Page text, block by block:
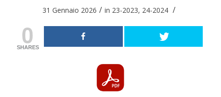
31 Gennaio 2026 / in 23-2023, 24-2024 /
0
SHARES